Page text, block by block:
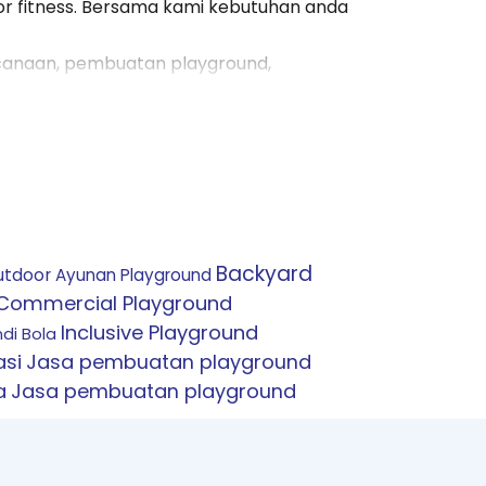
fitness. Bersama kami kebutuhan anda
pembuatan playground,
Anda tak perlu repot lagi kesana
yang lain. Semua penawaran
playground.
Anda ke seluruh Indonesia.
kami dan semuanya berjalan lancar.
itu Anda akan mendapatkan
Ayunan Playground Backyard
Playground
Bola Inclusive Playground
Jasa pembuatan playground
Jasa pembuatan playground